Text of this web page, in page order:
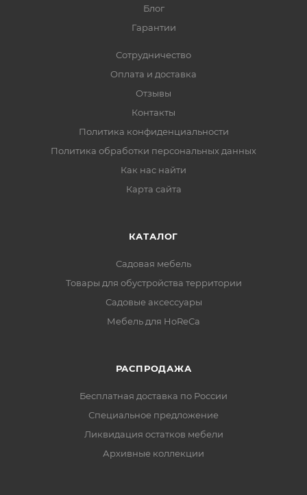
Блог
Гарантии
Сотрудничество
Оплата и доставка
Отзывы
Контакты
Политика конфиденциальности
Политика обработки персональных данных
Как нас найти
Карта сайта
КАТАЛОГ
Садовая мебель
Товары для обустройства территории
Садовые аксессуары
Мебель для HoReCa
РАСПРОДАЖА
Бесплатная доставка по России
Специальное предложение
Ликвидация остатков мебели
Архивные коллекции